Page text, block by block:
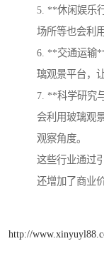
5. **休闲娱乐
场所等也会利
6. **交通运输
璃观景平台，
7. **科学研究
会利用玻璃观
观察角度。
这些行业通过
还增加了商业
http://